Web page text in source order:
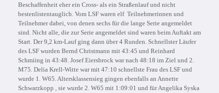
Beschaffenheit eher ein Cross- als ein Straßenlauf und nicht
bestenlistentauglich. Vom LSF waren elf Teilnehmerinnen und
Teilnehmer dabei, von denen sechs für die lange Serie angemeldet
sind. Nicht alle, die zur Serie angemeldet sind waren beim Auftakt am
Start. Der 9,2 km-Lauf ging dann über 4 Runden. Schnellster Läufer
des LSF wurden Bernd Christmann mit 43:45 und Reinhard
Schmiing in 43:48. Josef Eiersbrock war nach 48:18 im Ziel und 2.
M75. Delia Krell-Witte war mit 47:10 schnellste Frau des LSF und
wurde 1. W65. Altersklassensieg gingen ebenfalls an Annette
Schwarzkopp , sie wurde 2. W65 mit 1:09:01 und für Angelika Syska